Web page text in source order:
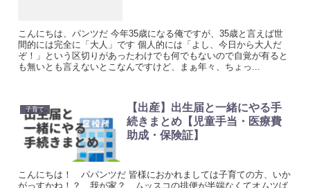
こんにちは、パンツだ 今年35歳になる俺ですが、35歳と言えば世
間的には完全に「大人」です 個人的には「よし、今日から大人だ
ぞ！」という区切りがあったわけでも何でもないので自覚が有ると
も無いとも言えないとこなんですけど、まぁ年々、ちょっ...
子育て
【出産】出生届と一緒にやる手
続きまとめ【児童手当・医療費
助成・保険証】
こんにちは！ パパンツだ 皆様におかれましては子育ての方、いか
がっすかね！？ 我が家？ ムッスコの排便が半端なくてオムツば